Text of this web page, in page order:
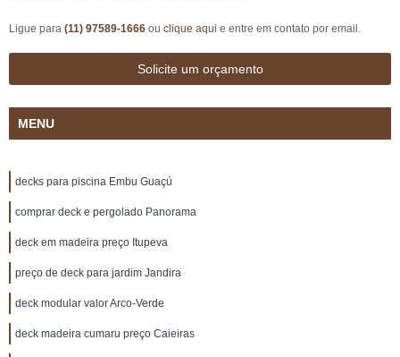
Ligue para (11) 97589-1666 ou clique aqui e entre em contato por email.
Solicite um orçamento
MENU
decks para piscina Embu Guaçú
comprar deck e pergolado Panorama
deck em madeira preço Itupeva
preço de deck para jardim Jandira
deck modular valor Arco-Verde
deck madeira cumaru preço Caieiras